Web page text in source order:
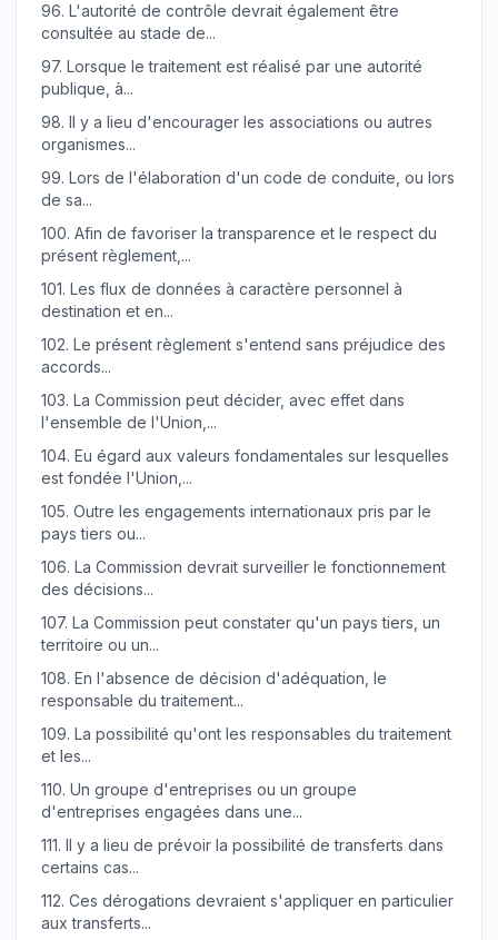
96. L'autorité de contrôle devrait également être
consultée au stade de...
97. Lorsque le traitement est réalisé par une autorité
publique, à...
98. Il y a lieu d'encourager les associations ou autres
organismes...
99. Lors de l'élaboration d'un code de conduite, ou lors
de sa...
100. Afin de favoriser la transparence et le respect du
présent règlement,...
101. Les flux de données à caractère personnel à
destination et en...
102. Le présent règlement s'entend sans préjudice des
accords...
103. La Commission peut décider, avec effet dans
l'ensemble de l'Union,...
104. Eu égard aux valeurs fondamentales sur lesquelles
est fondée l'Union,...
105. Outre les engagements internationaux pris par le
pays tiers ou...
106. La Commission devrait surveiller le fonctionnement
des décisions...
107. La Commission peut constater qu'un pays tiers, un
territoire ou un...
108. En l'absence de décision d'adéquation, le
responsable du traitement...
109. La possibilité qu'ont les responsables du traitement
et les...
110. Un groupe d'entreprises ou un groupe
d'entreprises engagées dans une...
111. Il y a lieu de prévoir la possibilité de transferts dans
certains cas...
112. Ces dérogations devraient s'appliquer en particulier
aux transferts...